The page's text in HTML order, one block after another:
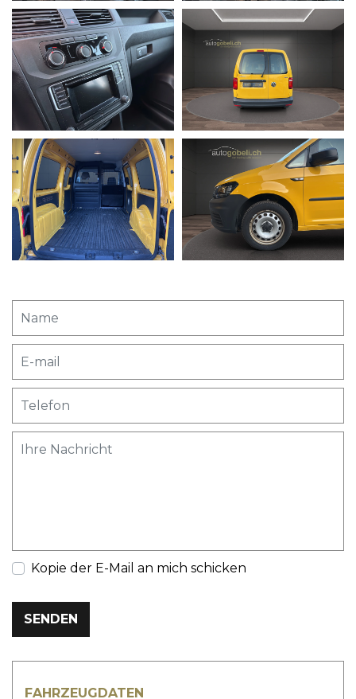
Kopie der E-Mail an mich schicken
SENDEN
FAHRZEUGDATEN